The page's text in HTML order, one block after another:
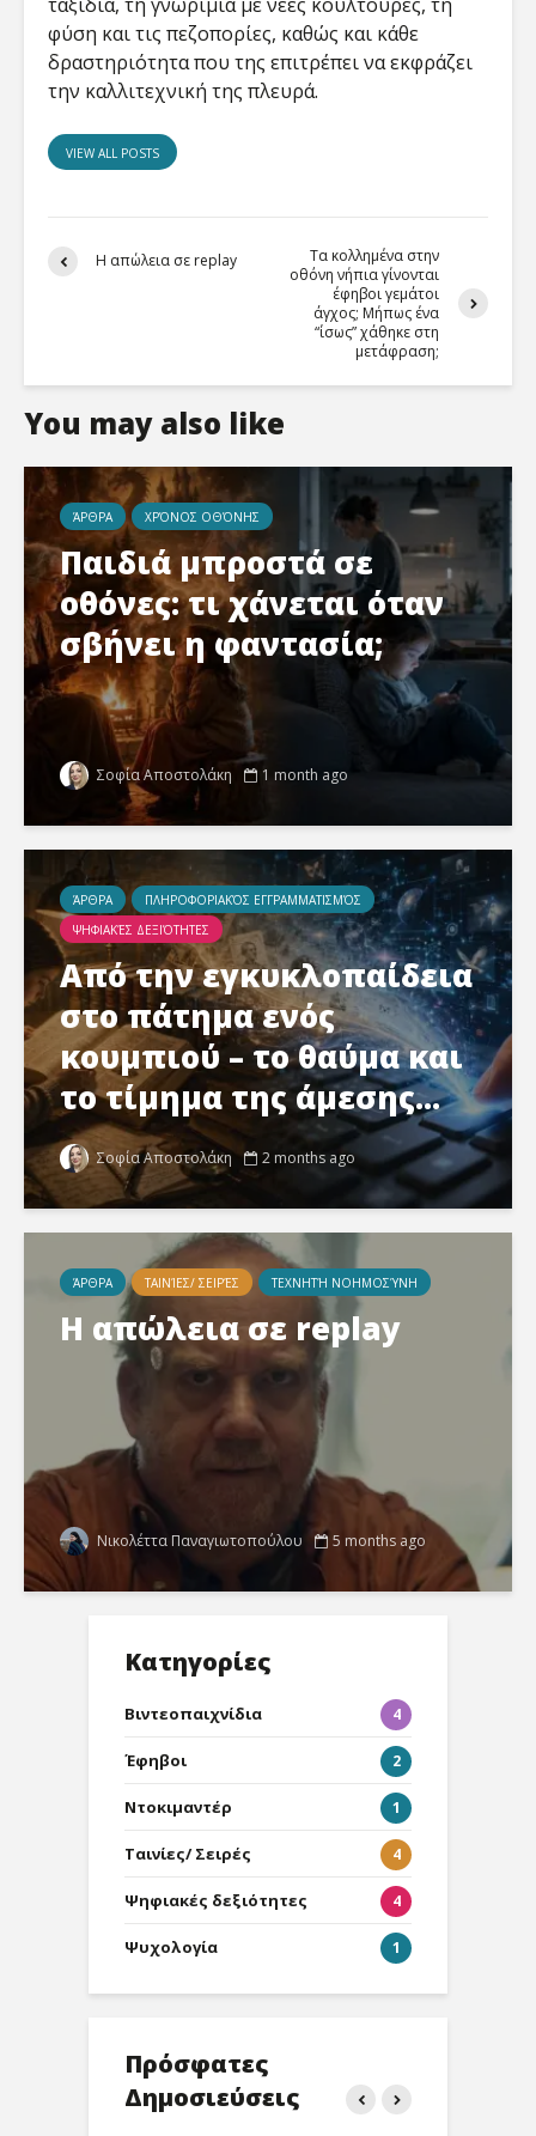
φύση και τις πεζοπορίες, καθώς και κάθε
δραστηριότητα που της επιτρέπει να εκφράζει
την καλλιτεχνική της πλευρά.
VIEW ALL POSTS
Η απώλεια σε replay
Τα κολλημένα στην
οθόνη νήπια γίνονται
έφηβοι γεμάτοι
άγχος; Μήπως ένα
“ίσως” χάθηκε στη
μετάφραση;
You may also like
ΆΡΘΡΑ ΧΡΌΝΟΣ ΟΘΌΝΗΣ
Παιδιά μπροστά σε
οθόνες: τι χάνεται όταν
σβήνει η φαντασία;
Σοφία Αποστολάκη 1 month ago
ΆΡΘΡΑ
ΠΛΗΡΟΦΟΡΙΑΚΌΣ ΕΓΓΡΑΜΜΑΤΙΣΜΌΣ
ΨΗΦΙΑΚΈΣ ΔΕΞΙΌΤΗΤΕΣ
Από την εγκυκλοπαίδεια
στο πάτημα ενός
κουμπιού – το θαύμα και
το τίμημα της άμεσης...
Σοφία Αποστολάκη 2 months ago
ΆΡΘΡΑ ΤΑΙΝΊΕΣ/ ΣΕΙΡΈΣ ΤΕΧΝΗΤΉ ΝΟΗΜΟΣΎΝΗ
Η απώλεια σε replay
Νικολέττα Παναγιωτοπούλου 5 months ago
Κατηγορίες
Βιντεοπαιχνίδια 4
Έφηβοι 2
Ντοκιμαντέρ 1
Ταινίες/ Σειρές 4
Ψηφιακές δεξιότητες 4
Ψυχολογία 1
Πρόσφατες
Δημοσιεύσεις